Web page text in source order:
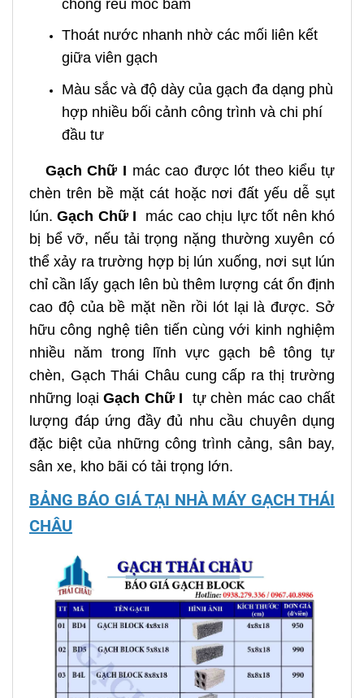
chống rêu mốc bám
Thoát nước nhanh nhờ các mối liên kết
giữa viên gạch
Màu sắc và độ dày của gạch đa dạng phù
hợp nhiều bối cảnh công trình và chi phí
đầu tư
Gạch Chữ I mác cao được lót theo kiểu tự
chèn trên bề mặt cát hoặc nơi đất yếu dễ sụt
lún.Gạch Chữ I mác cao chịu lực tốt nên khó
bị bể vỡ, nếu tải trọng nặng thường xuyên có
thể xảy ra trường hợp bị lún xuống, nơi sụt lún
chỉ cần lấy gạch lên bù thêm lượng cát ổn định
cao độ của bề mặt nền rồi lót lại là được. Sở
hữu công nghệ tiên tiến cùng với kinh nghiệm
nhiều năm trong lĩnh vực gạch bê tông tự
chèn, Gạch Thái Châu cung cấp ra thị trường
những loạiGạch Chữ I
tự chèn mác cao chất
lượng đáp ứng đầy đủ nhu cầu chuyên dụng
đặc biệt của những công trình cảng, sân bay,
sân xe, kho bãi có tải trọng lớn.
BẢNG BÁO GIÁ TẠI NHÀ MÁY GẠCH THÁI
CHÂU